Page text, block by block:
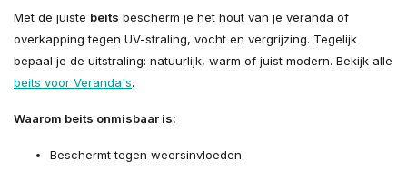
Met de juiste beits bescherm je het hout van je veranda of
overkapping tegen UV-straling, vocht en vergrijzing. Tegelijk
bepaal je de uitstraling: natuurlijk, warm of juist modern. Bekijk alle
beits voor Veranda's.
Waarom beits onmisbaar is:
Beschermt tegen weersinvloeden